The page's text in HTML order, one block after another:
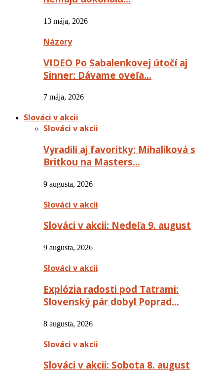
13 mája, 2026
Názory
VIDEO Po Sabalenkovej útočí aj
Sinner: Dávame oveľa…
7 mája, 2026
Slováci v akcii
Slováci v akcii
Vyradili aj favoritky: Mihalíková s
Britkou na Masters…
9 augusta, 2026
Slováci v akcii
Slováci v akcii: Nedeľa 9. august
9 augusta, 2026
Slováci v akcii
Explózia radosti pod Tatrami:
Slovenský pár dobyl Poprad…
8 augusta, 2026
Slováci v akcii
Slováci v akcii: Sobota 8. august